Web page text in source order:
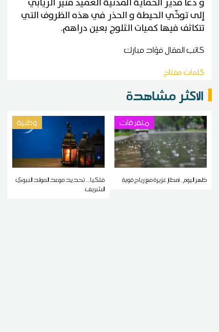
إلى توخّي الحيطة و الحذر في هذه الظروف التي
تتكاثف فيها كميات الثلوج بعين دراهم.
كاتب المقالفؤاد مبارك
كلمات مفتاح
الاكثر مشاهدة
متفرقات
ظهر اليوم.. أمطار غزيرة مع رياح قوية
وطنية
فلكيا... تحديد موعد المولد النبوي
الشريف